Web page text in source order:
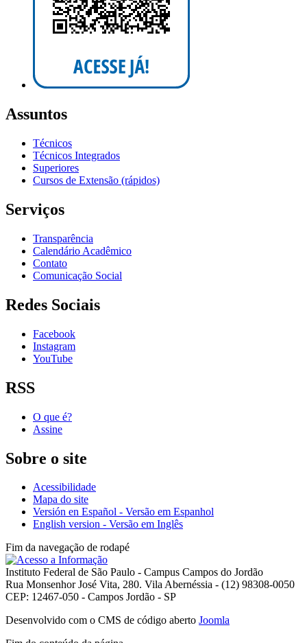
Assuntos
Técnicos
Técnicos Integrados
Superiores
Cursos de Extensão (rápidos)
Serviços
Transparência
Calendário Acadêmico
Contato
Comunicação Social
Redes Sociais
Facebook
Instagram
YouTube
RSS
O que é?
Assine
Sobre o site
Acessibilidade
Mapa do site
Versión en Español - Versão em Espanhol
English version - Versão em Inglês
Fim da navegação de rodapé
Instituto Federal de São Paulo - Campus Campos do Jordão
Rua Monsenhor José Vita, 280. Vila Abernéssia - (12) 98308-0050
CEP: 12467-050 - Campos Jordão - SP
Desenvolvido com o CMS de código aberto Joomla